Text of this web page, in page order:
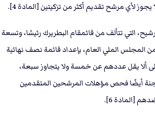
يجوز لأي مرشح تقديم أكثر من تزكيتين [المادة 4].
التي تتألف من قائمقام البطريرك رئيسًا، وتسعة
المجلس الملي العام، بإعداد قائمة نصف نهائية
ألا يقل عددهم عن خمسة ولا يتجاوز سبعة،
أيضًا فحص مؤهلات المرشحين المتقدمين
[المادة 6].